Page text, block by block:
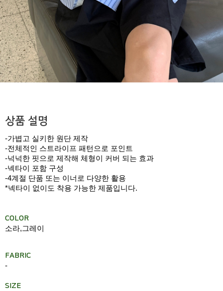
상품 설명
-가볍고 실키한 원단 제작
-전체적인 스트라이프 패턴으로 포인트
-넉넉한 핏으로 제작해 체형이 커버 되는 효과
-넥타이 포함 구성
-4계절 단품 또는 이너로 다양한 활용
*넥타이 없이도 착용 가능한 제품입니다.
COLOR
소라,그레이
FABRIC
-
SIZE